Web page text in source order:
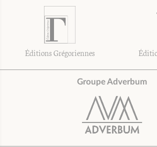
Éditions Grégoriennes
Groupe Adverbum